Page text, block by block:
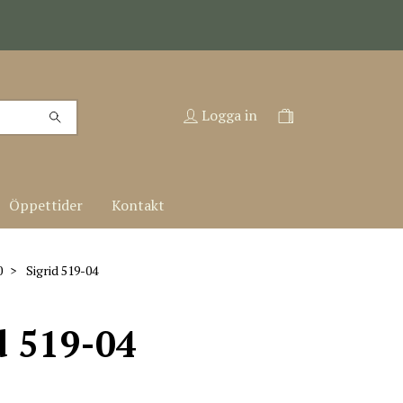
Logga in
Öppettider Kontakt
Sigrid 519-04
519-04